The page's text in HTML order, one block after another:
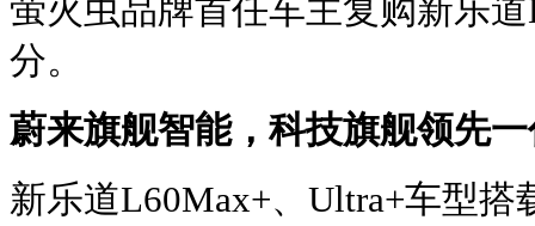
萤火虫品牌首任车主复购新乐
分。
蔚来旗舰智能，科技旗舰领先
新乐道L60Max+、Ultra+车型搭